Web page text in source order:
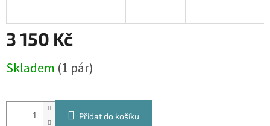
3 150 Kč
cena:
Skladem (1 pár)
Přidat do košíku